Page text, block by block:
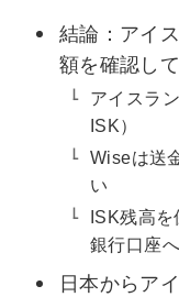
結論：アイ
額を確認し
アイスラ
ISK）
Wiseは送
い
ISK残高
銀行口座
日本からア